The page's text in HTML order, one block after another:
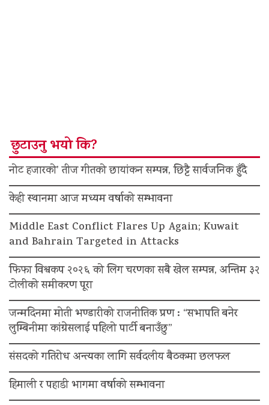
छुटाउनु भयो कि?
नोट हजारको’ तीज गीतको छायांकन सम्पन्न, छिट्टै सार्वजनिक हुँदै
केही स्थानमा आज मध्यम वर्षाको सम्भावना
Middle East Conflict Flares Up Again; Kuwait
and Bahrain Targeted in Attacks
फिफा विश्वकप २०२६ को लिग चरणका सबै खेल सम्पन्न, अन्तिम ३२
टोलीको समीकरण पूरा
जन्मदिनमा मोती भण्डारीको राजनीतिक प्रण : “सभापति बनेर
लुम्बिनीमा कांग्रेसलाई पहिलो पार्टी बनाउँछु”
संसदको गतिरोध अन्त्यका लागि सर्वदलीय बैठकमा छलफल
हिमाली र पहाडी भागमा वर्षाको सम्भावना